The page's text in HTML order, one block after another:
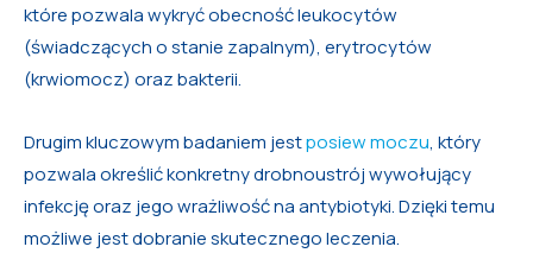
które pozwala wykryć obecność leukocytów
(świadczących o stanie zapalnym), erytrocytów
(krwiomocz) oraz bakterii.
Drugim kluczowym badaniem jestposiew moczu, który
pozwala określić konkretny drobnoustrój wywołujący
infekcję oraz jego wrażliwość na antybiotyki. Dzięki temu
możliwe jest dobranie skutecznego leczenia.